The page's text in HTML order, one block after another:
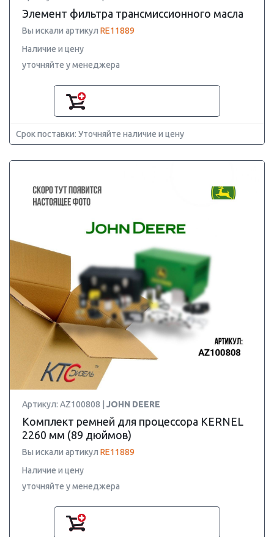
Элемент фильтра трансмиссионного масла
Вы искали артикул RE11889
Наличие и цену
уточняйте у менеджера
Срок поставки: Уточняйте наличие и цену
Артикул: AZ100808 | JOHN DEERE
Комплект ремней для процессора KERNEL
2260 мм (89 дюймов)
Вы искали артикул RE11889
Наличие и цену
уточняйте у менеджера